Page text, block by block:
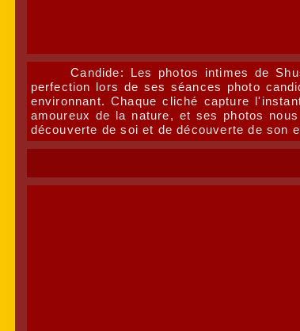
Candide: Les photos intimes de
perfection lors de ses séances photo
environnant. Chaque cliché capture
amoureux de la nature, et ses photos
découverte de soi et de découverte de son